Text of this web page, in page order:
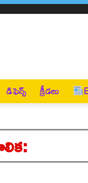
డిఫెన్స్ క్రీడలు